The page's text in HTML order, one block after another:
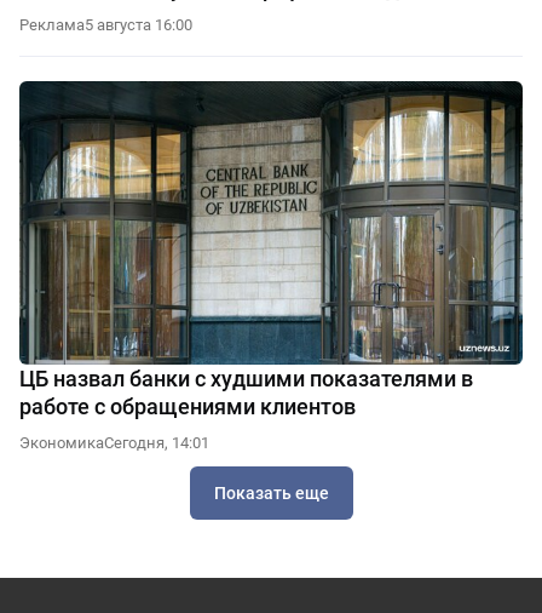
Реклама5 августа 16:00
ЦБ назвал банки с худшими показателями в
работе с обращениями клиентов
ЭкономикаСегодня, 14:01
Показать еще